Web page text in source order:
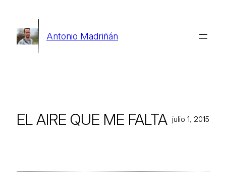
contenido
Antonio Madriñán
EL AIRE QUE ME FALTA julio 1, 2015